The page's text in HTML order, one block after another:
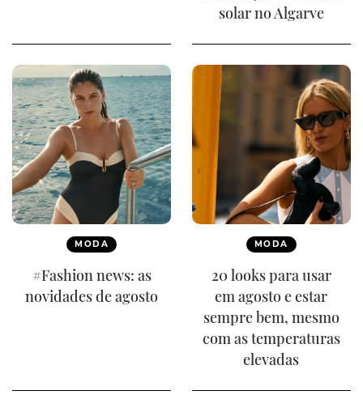
solar no Algarve
MODA
#Fashion news: as
novidades de agosto
MODA
20 looks para usar
em agosto e estar
sempre bem, mesmo
com as temperaturas
elevadas